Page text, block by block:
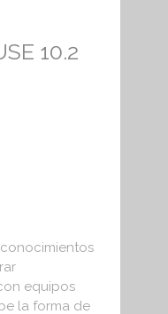
10.2
equipos
la forma de